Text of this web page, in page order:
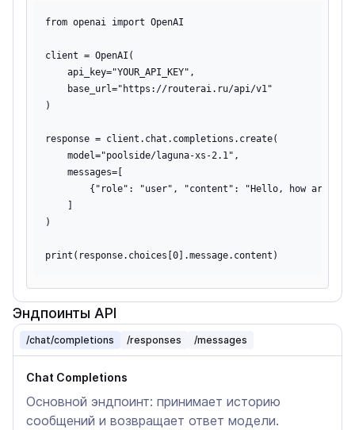
from openai import OpenAI
client = OpenAI(
    api_key="YOUR_API_KEY",
    base_url="https://routerai.ru/api/v1"
)
response = client.chat.completions.create(
    model="poolside/laguna-xs-2.1",
    messages=[
{"role": "user", "content": "Hello, how are
)
Эндпоинты API
/chat/completions /responses /messages
Chat Completions
Основной эндпоинт: принимает историю
сообщений и возвращает ответ модели.